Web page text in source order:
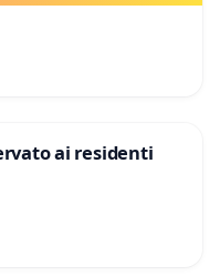
ai residenti